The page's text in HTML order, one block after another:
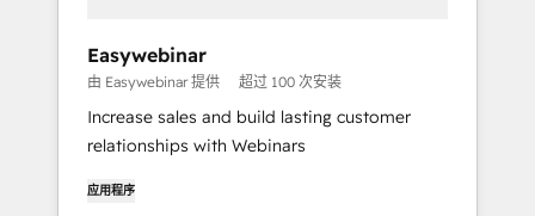
Easywebinar
由 Easywebinar 提供 超过 100 次安装
Increase sales and build lasting customer
relationships with Webinars
应用程序